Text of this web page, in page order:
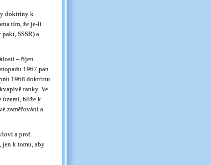
doktríny k
tím, že je-li
SSSR) a
– říjen
1967 pan
1968 doktrínu
tanky. Ve
území, blíže k
zaměřování a
a prof.
jen k tomu, aby